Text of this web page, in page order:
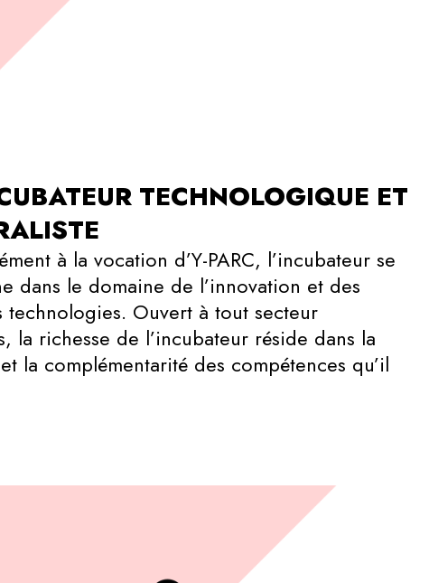
TECHNOLOGIQUE ET
à la vocation d’Y-PARC, l’incubateur se
dans le domaine de l’innovation et des
technologies. Ouvert à tout secteur
la richesse de l’incubateur réside dans la
la complémentarité des compétences qu’il